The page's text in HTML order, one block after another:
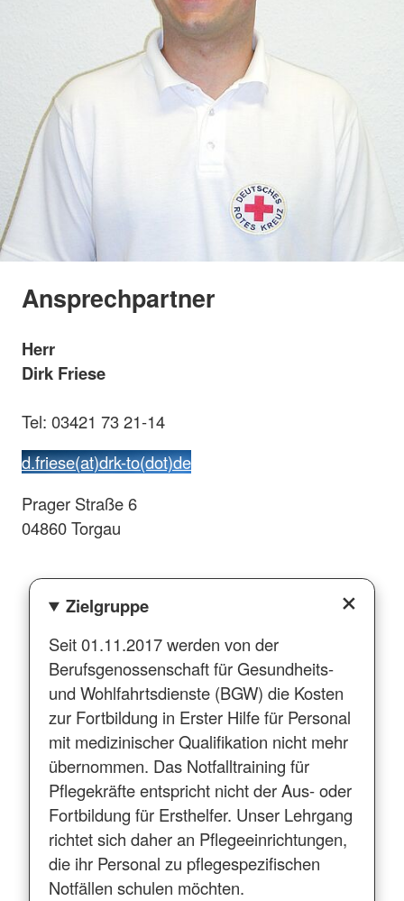
Ansprechpartner
Herr
Dirk Friese
Tel: 03421 73 21-14
d.friese(at)drk-to(dot)de
Prager Straße 6
04860 Torgau
Zielgruppe
Seit 01.11.2017 werden von der
Berufsgenossenschaft für Gesundheits-
und Wohlfahrtsdienste (BGW) die Kosten
zur Fortbildung in Erster Hilfe für Personal
mit medizinischer Qualifikation nicht mehr
übernommen. Das Notfalltraining für
Pflegekräfte entspricht nicht der Aus- oder
Fortbildung für Ersthelfer. Unser Lehrgang
richtet sich daher an Pflegeeinrichtungen,
die ihr Personal zu pflegespezifischen
Notfällen schulen möchten.